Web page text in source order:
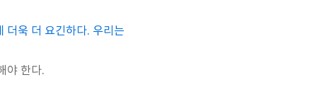
더욱 더 요긴하다. 우리는
야 한다.